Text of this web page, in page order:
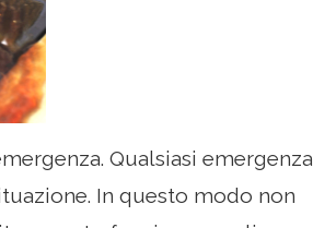
Qualsiasi emergenza
In questo modo non